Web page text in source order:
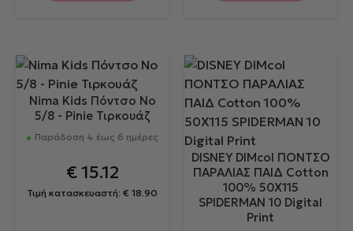
Nima Kids Πόντσο No
5/8 - Pinie Τιρκουάζ
Παράδοση 4 έως 6 ημέρες
€15.12
Τιμή κατασκευαστή:€ 18.90
DISNEY DIMcol ΠΟΝΤΣΟ
ΠΑΡΑΛΙΑΣ ΠΑΙΔ Cotton
100% 50X115
SPIDERMAN 10 Digital
Print